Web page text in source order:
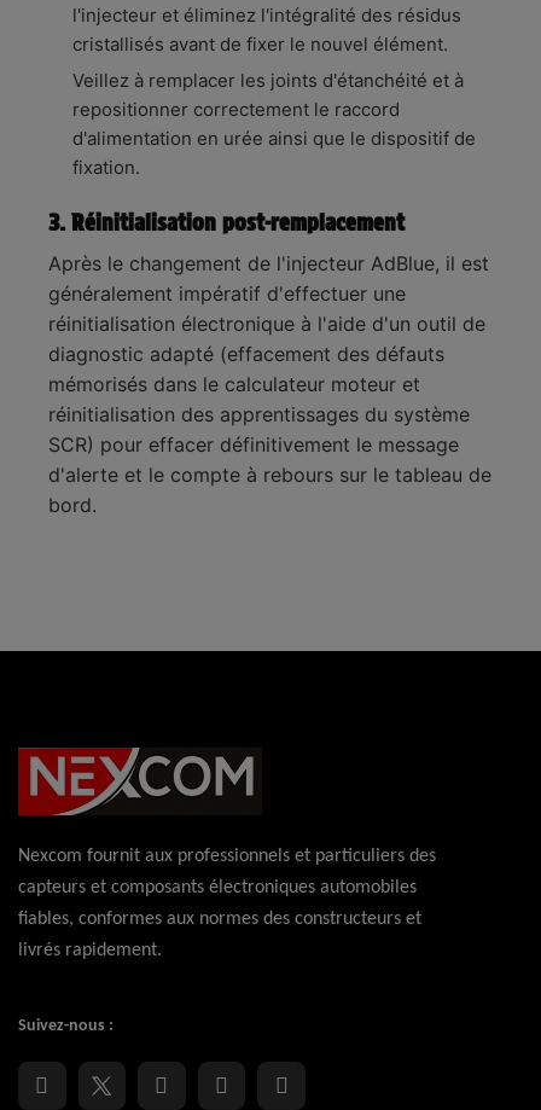
l'injecteur et éliminez l'intégralité des résidus
cristallisés avant de fixer le nouvel élément.
Veillez à remplacer les joints d'étanchéité et à
repositionner correctement le raccord
d'alimentation en urée ainsi que le dispositif de
fixation.
3. Réinitialisation post-remplacement
Après le changement de l'injecteur AdBlue, il est
généralement impératif d'effectuer une
réinitialisation électronique à l'aide d'un outil de
diagnostic adapté (effacement des défauts
mémorisés dans le calculateur moteur et
réinitialisation des apprentissages du système
SCR) pour effacer définitivement le message
d'alerte et le compte à rebours sur le tableau de
bord.
Nexcom fournit aux professionnels et particuliers des
capteurs et composants électroniques automobiles
fiables, conformes aux normes des constructeurs et
livrés rapidement.
Suivez-nous :